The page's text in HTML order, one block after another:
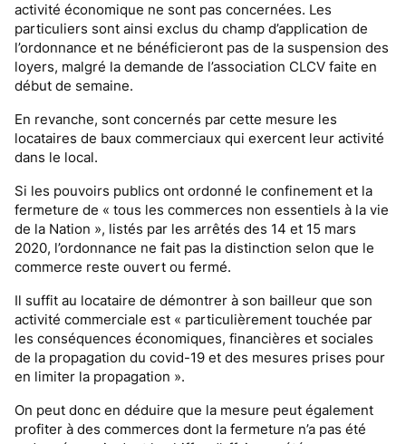
activité économique ne sont pas concernées. Les
particuliers sont ainsi exclus du champ d’application de
l’ordonnance et ne bénéficieront pas de la suspension des
loyers, malgré la demande de l’association CLCV faite en
début de semaine.
En revanche, sont concernés par cette mesure les
locataires de baux commerciaux qui exercent leur activité
dans le local.
Si les pouvoirs publics ont ordonné le confinement et la
fermeture de « tous les commerces non essentiels à la vie
de la Nation », listés par les arrêtés des 14 et 15 mars
2020, l’ordonnance ne fait pas la distinction selon que le
commerce reste ouvert ou fermé.
Il suffit au locataire de démontrer à son bailleur que son
activité commerciale est « particulièrement touchée par
les conséquences économiques, financières et sociales
de la propagation du covid-19 et des mesures prises pour
en limiter la propagation ».
On peut donc en déduire que la mesure peut également
profiter à des commerces dont la fermeture n’a pas été